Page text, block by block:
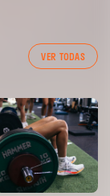
VER TODAS